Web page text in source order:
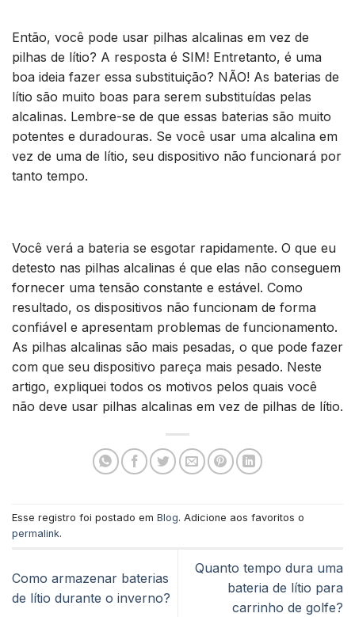
Então, você pode usar pilhas alcalinas em vez de
pilhas de lítio? A resposta é SIM! Entretanto, é uma
boa ideia fazer essa substituição? NÃO! As baterias de
lítio são muito boas para serem substituídas pelas
alcalinas. Lembre-se de que essas baterias são muito
potentes e duradouras. Se você usar uma alcalina em
vez de uma de lítio, seu dispositivo não funcionará por
tanto tempo.
Você verá a bateria se esgotar rapidamente. O que eu
detesto nas pilhas alcalinas é que elas não conseguem
fornecer uma tensão constante e estável. Como
resultado, os dispositivos não funcionam de forma
confiável e apresentam problemas de funcionamento.
As pilhas alcalinas são mais pesadas, o que pode fazer
com que seu dispositivo pareça mais pesado. Neste
artigo, expliquei todos os motivos pelos quais você
não deve usar pilhas alcalinas em vez de pilhas de lítio.
Esse registro foi postado em Blog. Adicione aos favoritos o
permalink.
Como armazenar baterias
de lítio durante o inverno?
Quanto tempo dura uma
bateria de lítio para
carrinho de golfe?